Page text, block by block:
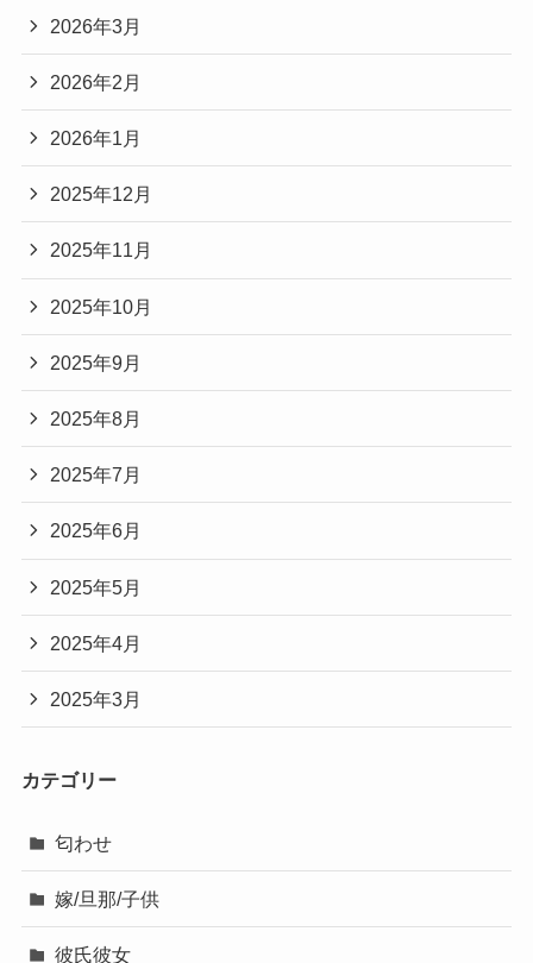
2026年3月
2026年2月
2026年1月
2025年12月
2025年11月
2025年10月
2025年9月
2025年8月
2025年7月
2025年6月
2025年5月
2025年4月
2025年3月
カテゴリー
匂わせ
嫁/旦那/子供
彼氏彼女